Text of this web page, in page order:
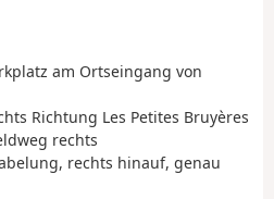
am Ortseingang von
Richtung Les Petites Bruyères
rechts
rechts hinauf, genau